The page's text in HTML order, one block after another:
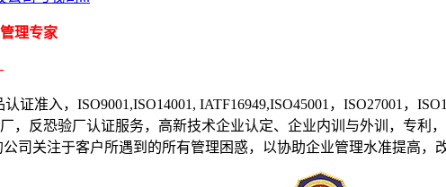
理专家
证准入，ISO9001,ISO14001, IATF16949,ISO45001，ISO27001，
，反恐验厂认证服务，高新技术企业认定、企业内训与外训，专
关注于客户所遇到的所有管理困惑，以协助企业管理水准提高，